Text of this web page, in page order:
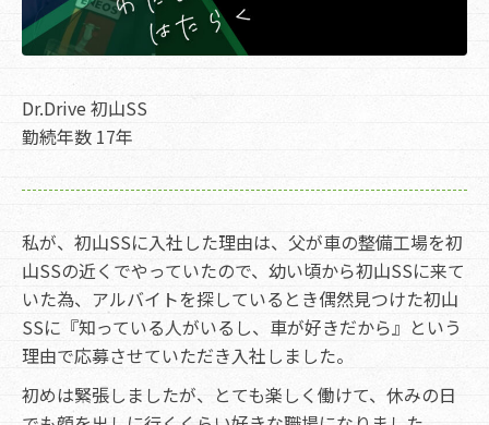
Dr.Drive 初山SS
勤続年数 17年
私が、初山SSに入社した理由は、父が車の整備工場を初
山SSの近くでやっていたので、幼い頃から初山SSに来て
いた為、アルバイトを探しているとき偶然見つけた初山
SSに『知っている人がいるし、車が好きだから』という
理由で応募させていただき入社しました。
初めは緊張しましたが、とても楽しく働けて、休みの日